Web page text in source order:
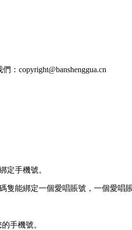
：copyright@banshenggua.cn
定手機號。
隻能綁定一個愛唱賬號，一個愛唱
手機號。